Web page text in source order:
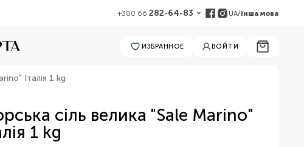
+380 66282-64-83 UA/інша мова
ИЗБРАННОЕ ВОЙТИ
Італія 1 kg
сіль велика "Sale Marino"
1 kg